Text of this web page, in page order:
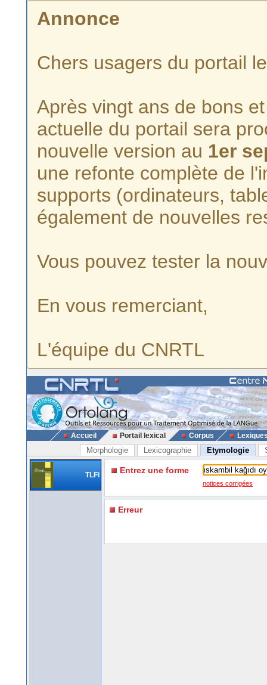
Annonce
Chers usagers du portail
Après vingt ans de bons
actuelle du portail sera
nouvelle version au 1er
une refonte complète de
supports (ordinateurs,
également de nouvelles
Vous pouvez tester la
En vous remerciant,
L'équipe du CNRTL
Accueil Portail lexical Corpus
Morphologie Lexicographie Etymologie
TLFi Entrez une forme
notices corrigées
Erreur